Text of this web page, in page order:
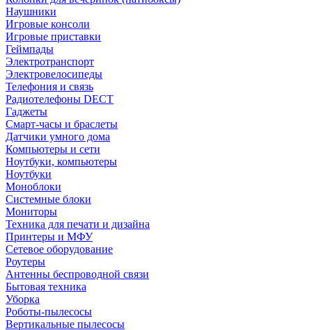
Наушники
Игровые консоли
Игровые приставки
Геймпады
Электротранспорт
Электровелосипеды
Телефония и связь
Радиотелефоны DECT
Гаджеты
Смарт-часы и браслеты
Датчики умного дома
Компьютеры и сети
Ноутбуки, компьютеры
Ноутбуки
Моноблоки
Системные блоки
Мониторы
Техника для печати и дизайна
Принтеры и МФУ
Сетевое оборудование
Роутеры
Антенны беспроводной связи
Бытовая техника
Уборка
Роботы-пылесосы
Вертикальные пылесосы